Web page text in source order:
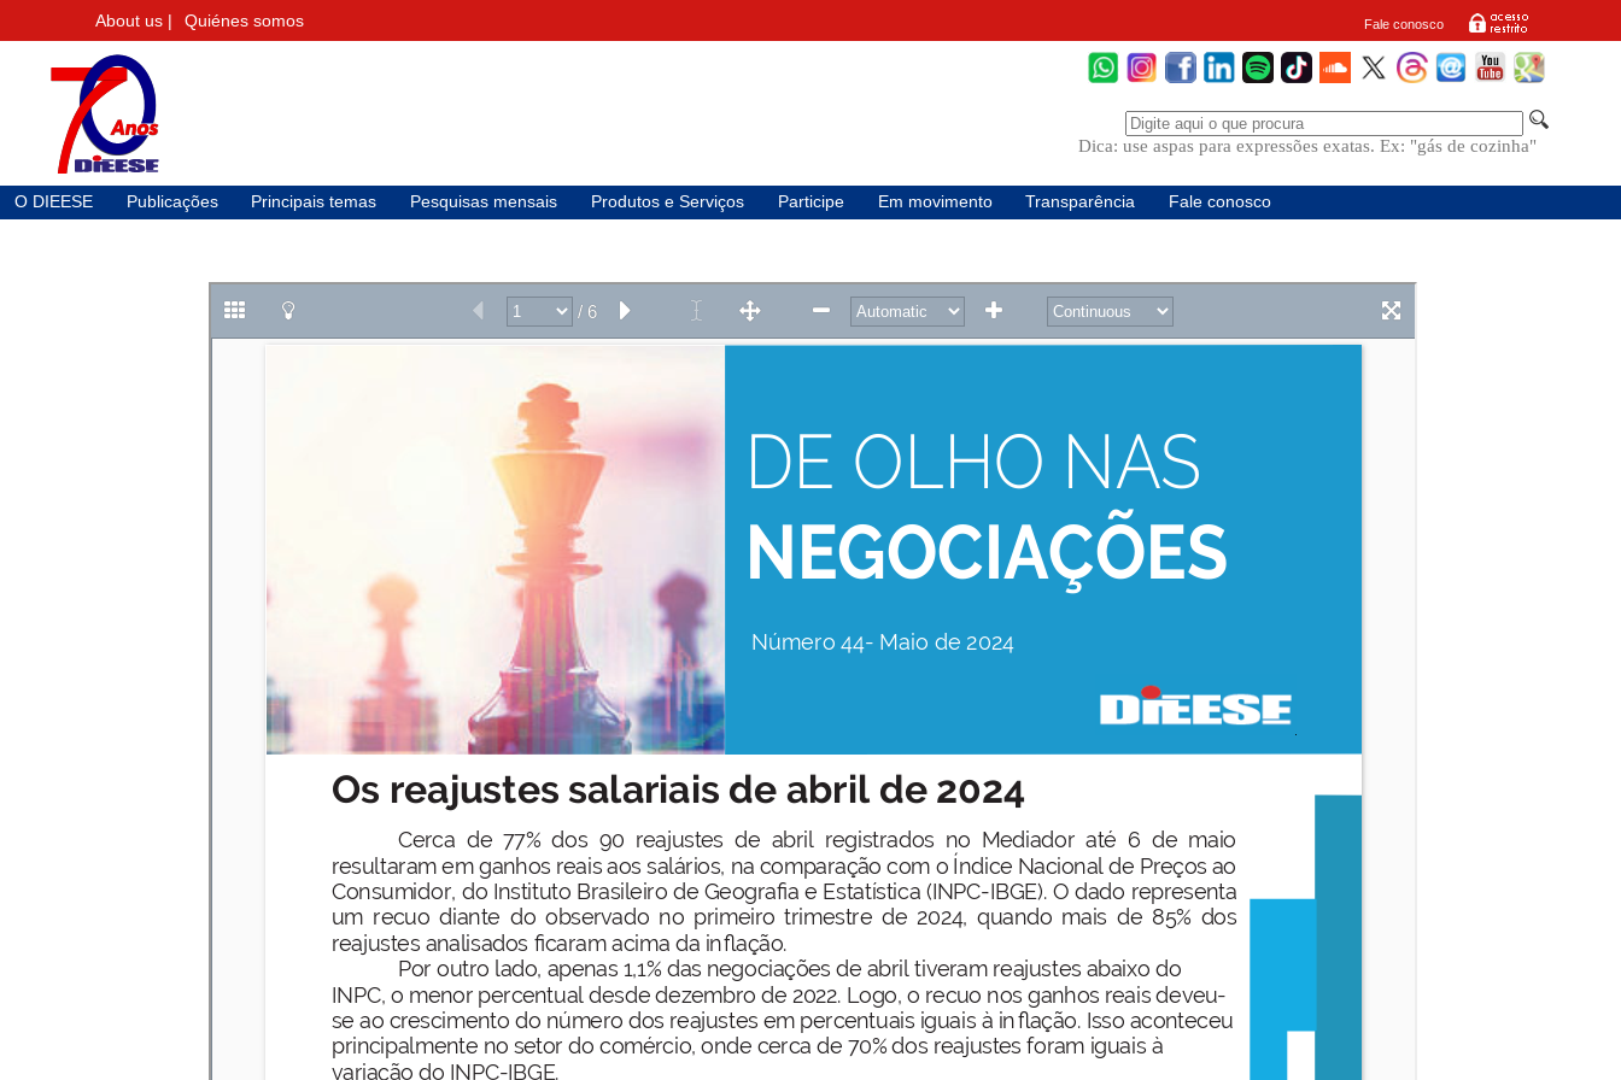
About us | Quiénes somos Fale conosco
Dica: use aspas para expressões exatas. Ex: "gás de cozinha"
O DIEESE Publicações Principais temas Pesquisas mensais Produtos e Serviços Participe Em movimento Transparência Fale conosco